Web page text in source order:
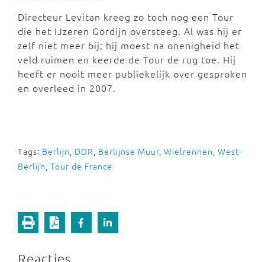
Directeur Levitan kreeg zo toch nog een Tour
die het IJzeren Gordijn oversteeg. Al was hij er
zelf niet meer bij; hij moest na onenigheid het
veld ruimen en keerde de Tour de rug toe. Hij
heeft er nooit meer publiekelijk over gesproken
en overleed in 2007.
Tags: Berlijn DDR Berlijnse Muur Wielrennen West-
Berlijn Tour de France
Reacties